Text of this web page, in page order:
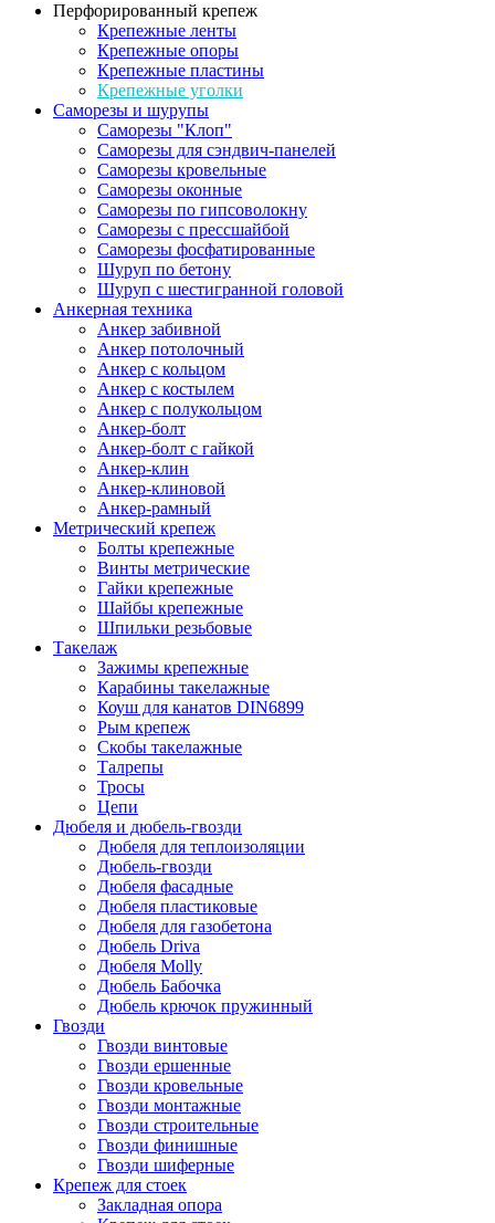
Перфорированный крепеж
Крепежные ленты
Крепежные опоры
Крепежные пластины
Крепежные уголки
Саморезы и шурупы
Саморезы "Клоп"
Саморезы для сэндвич-панелей
Саморезы кровельные
Саморезы оконные
Саморезы по гипсоволокну
Саморезы с прессшайбой
Саморезы фосфатированные
Шуруп по бетону
Шуруп с шестигранной головой
Анкерная техника
Анкер забивной
Анкер потолочный
Анкер с кольцом
Анкер с костылем
Анкер с полукольцом
Анкер-болт
Анкер-болт с гайкой
Анкер-клин
Анкер-клиновой
Анкер-рамный
Метрический крепеж
Болты крепежные
Винты метрические
Гайки крепежные
Шайбы крепежные
Шпильки резьбовые
Такелаж
Зажимы крепежные
Карабины такелажные
Коуш для канатов DIN6899
Рым крепеж
Скобы такелажные
Талрепы
Тросы
Цепи
Дюбеля и дюбель-гвозди
Дюбеля для теплоизоляции
Дюбель-гвозди
Дюбеля фасадные
Дюбеля пластиковые
Дюбеля для газобетона
Дюбель Driva
Дюбеля Molly
Дюбель Бабочка
Дюбель крючок пружинный
Гвозди
Гвозди винтовые
Гвозди ершенные
Гвозди кровельные
Гвозди монтажные
Гвозди строительные
Гвозди финишные
Гвозди шиферные
Крепеж для стоек
Закладная опора